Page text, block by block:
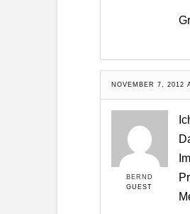
NOVEMBER 7, 2012
BERND
GUEST